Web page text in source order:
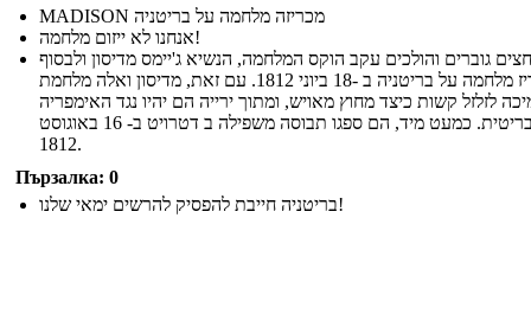
MADISON מכריזה מלחמה על בריטניה
אנחנו לא ייזום מלחמה!
גוברים והולכים עקב הוקס המלחמה, הנשיא ג'יימס מדיסון ולבסוף
הכריז מלחמה על בריטניה ב -18 ביוני 1812. עם זאת, מדיסון ואלה מלחמת
לזלזל קשות כיצד מחוץ מאויש, ומתוך ירייה הם יהיו נגד האימפריה
הבריטית. כמעט מיד, הם ספגו תבוסה משפילה ב דטרויט ב- 16 באוגוסט
1812.
Пързалка: 0
בריטניה חייבת להפסיק להרשים ימאי שלנו!